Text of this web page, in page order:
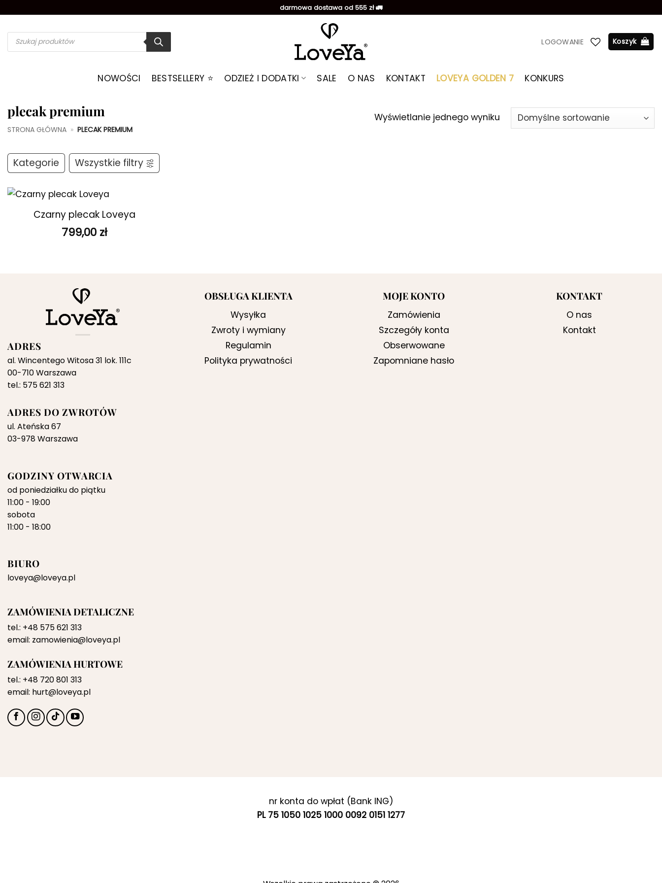
zawartości
darmowa dostawa od 555 zł 🚛
Wyszukiwarka
produktów LOGOWANIE Koszyk
NOWOŚCI BESTSELLERY ⭐️ ODZIEŻ I DODATKI SALE O NAS KONTAKT LOVEYA GOLDEN 7 KONKURS
plecak premium
STRONA GŁÓWNA » PLECAK PREMIUM
Wyświetlanie jednego wyniku
Kategorie Wszystkie filtry
Dodaj do
+
Czarny plecak Loveya
799,00 zł
ADRES
al. Wincentego Witosa 31 lok. 111c
00-710 Warszawa
tel.: 575 621 313
ADRES DO ZWROTÓW
ul. Ateńska 67
03-978 Warszawa
GODZINY OTWARCIA
od poniedziałku do piątku
11:00 - 19:00
sobota
11:00 - 18:00
BIURO
loveya@loveya.pl
ZAMÓWIENIA DETALICZNE
tel.: +48 575 621 313
email: zamowienia@loveya.pl
ZAMÓWIENIA HURTOWE
tel.: +48 720 801 313
email: hurt@loveya.pl
OBSŁUGA KLIENTA
Wysyłka
Zwroty i wymiany
Regulamin
Polityka prywatności
MOJE KONTO
Zamówienia
Szczegóły konta
Obserwowane
Zapomniane hasło
KONTAKT
O nas
Kontakt
nr konta do wpłat (Bank ING)
PL 75 1050 1025 1000 0092 0151 1277